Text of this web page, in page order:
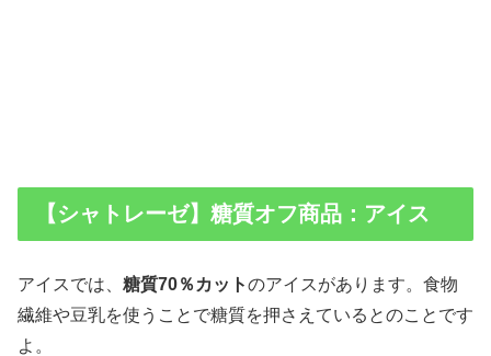
【シャトレーゼ】糖質オフ商品：アイス
アイスでは、 糖質70％カットのアイスがあります。食物
繊維や豆乳を使うことで糖質を押さえているとのことです
よ。